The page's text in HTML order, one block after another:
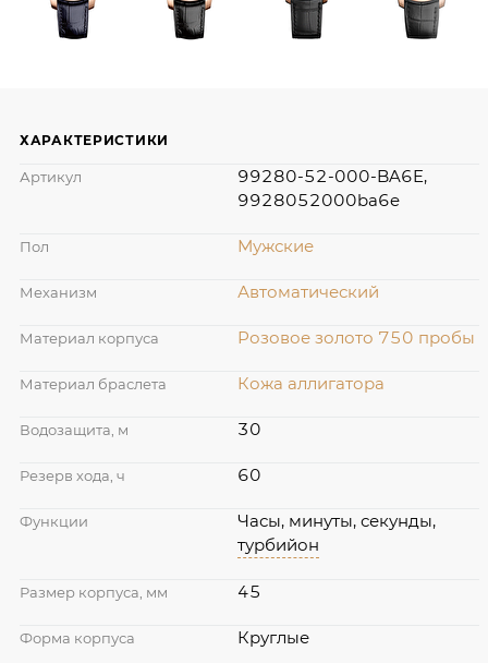
ХАРАКТЕРИСТИКИ
Артикул
99280-52-000-BA6E,
9928052000ba6e
Пол Мужские
Механизм Автоматический
Материал корпуса Розовое золото 750 пробы
Материал браслета Кожа аллигатора
Водозащита, м 30
Резерв хода, ч 60
Функции
Часы, минуты, секунды,
турбийон
Размер корпуса, мм 45
Форма корпуса Круглые